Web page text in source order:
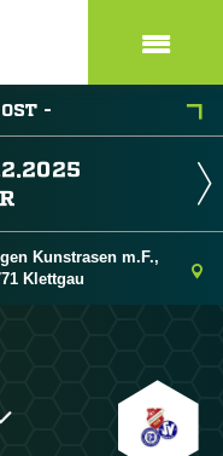
-
Kunstrasen m.F.,
Klettgau